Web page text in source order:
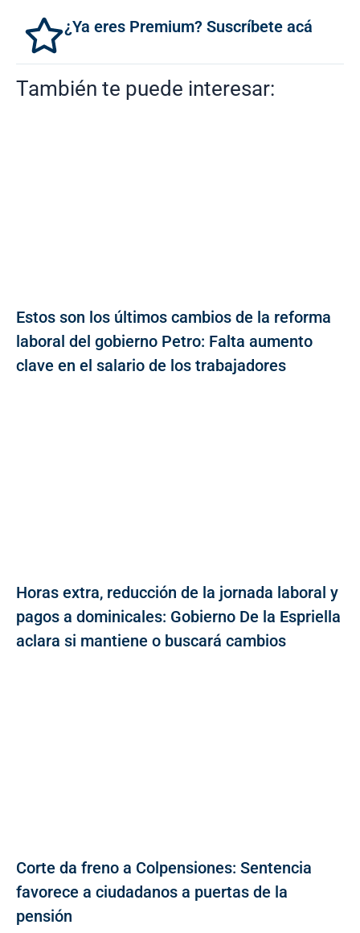
¿Ya eres Premium? Suscríbete acá
También te puede interesar:
Estos son los últimos cambios de la reforma
laboral del gobierno Petro: Falta aumento
clave en el salario de los trabajadores
Horas extra, reducción de la jornada laboral y
pagos a dominicales: Gobierno De la Espriella
aclara si mantiene o buscará cambios
Corte da freno a Colpensiones: Sentencia
favorece a ciudadanos a puertas de la
pensión